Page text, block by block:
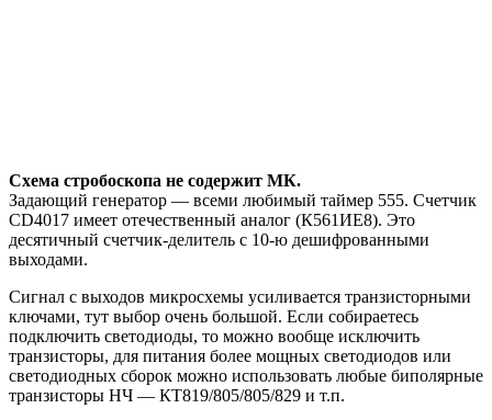
Схема стробоскопа не содержит МК.
Задающий генератор — всеми любимый таймер 555. Счетчик
CD4017 имеет отечественный аналог (К561ИЕ8). Это
десятичный счетчик-делитель с 10-ю дешифрованными
выходами.
Сигнал с выходов микросхемы усиливается транзисторными
ключами, тут выбор очень большой. Если собираетесь
подключить светодиоды, то можно вообще исключить
транзисторы, для питания более мощных светодиодов или
светодиодных сборок можно использовать любые биполярные
транзисторы НЧ — КТ819/805/805/829 и т.п.